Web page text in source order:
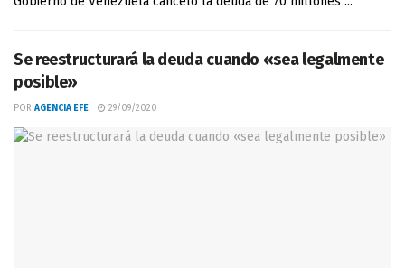
Se reestructurará la deuda cuando «sea legalmente
posible»
POR AGENCIA EFE 29/09/2020